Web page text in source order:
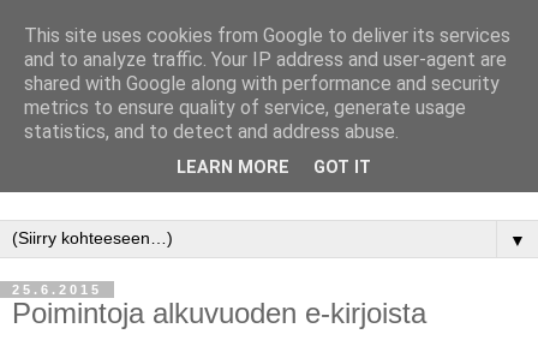
▼
25.6.2015
Poimintoja alkuvuoden e-kirjoista
This site uses cookies from Google to deliver its services
and to analyze traffic. Your IP address and user-agent are
shared with Google along with performance and security
metrics to ensure quality of service, generate usage
statistics, and to detect and address abuse.
LEARN MORE GOT IT